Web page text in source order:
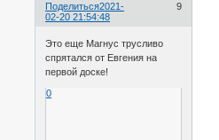
Поделиться 9
2021-
02-20 21:54:48
Это еще Магнус трусливо
спрятался от Евгения на
первой доске!
0